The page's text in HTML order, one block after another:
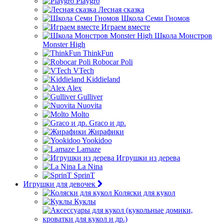
Лесная сказка
Школа Семи Гномов
Играем вместе
Школа Монстров
Monster High
ThinkFun
Robocar Poli
VTech
Kiddieland
Alex
Gulliver
Nuovita
Molto
Graco и др.
Жирафики
Yookidoo
Lamaze
Игрушки из дерева
La Nina
SprinT
Игрушки для девочек
Коляски для кукол
Куклы